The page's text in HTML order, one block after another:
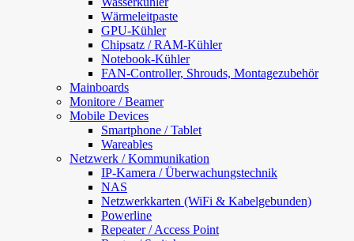
Wärmeleitpaste
GPU-Kühler
Chipsatz / RAM-Kühler
Notebook-Kühler
FAN-Controller, Shrouds, Montagezubehör
Mainboards
Monitore / Beamer
Mobile Devices
Smartphone / Tablet
Wareables
Netzwerk / Kommunikation
IP-Kamera / Überwachungstechnik
NAS
Netzwerkkarten (WiFi & Kabelgebunden)
Powerline
Repeater / Access Point